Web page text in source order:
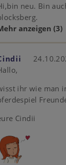
neu. Bin
anzeigen (3)
ihr wie man
Cindii